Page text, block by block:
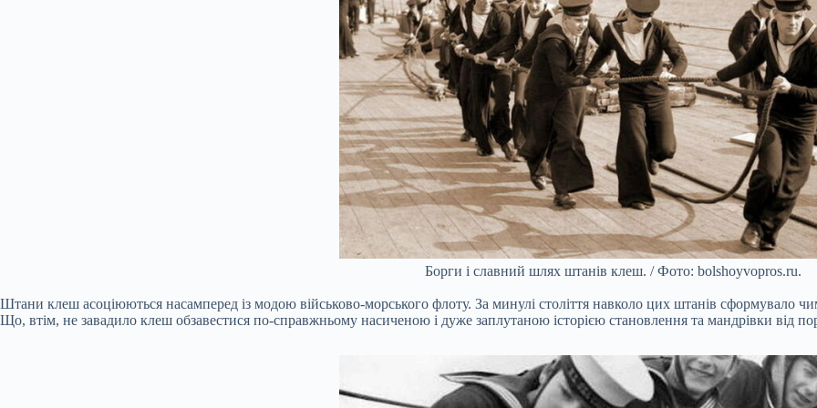
Борги і славний шлях штанів клеш. / Фото: bolshoyvopros.ru.
Штани клеш асоціюються насамперед із модою військово-морського флоту. За минулі століття навколо цих штанів сформувало
Що, втім, не завадило клеш обзавестися по-справжньому насиченою і дуже заплутаною історією становлення та мандрівки від